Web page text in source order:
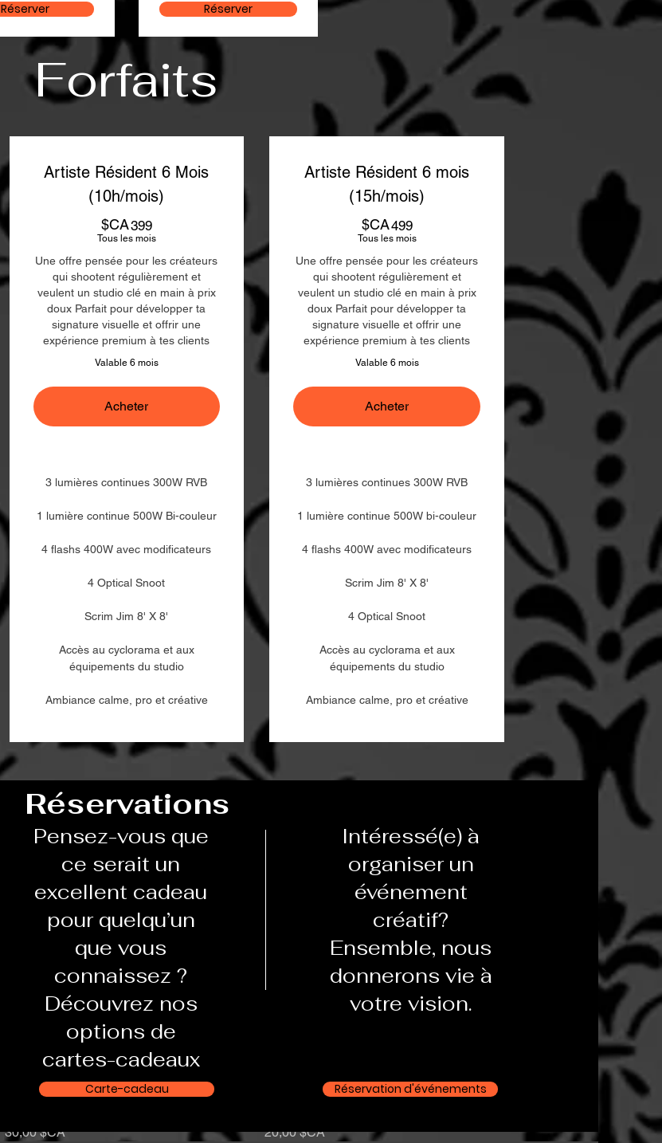
Réserver Réserver
Artiste Résident 6 Mois
(10h/mois)
$CA399399$CA
Tous les mois
Une offre pensée pour les créateurs
qui shootent régulièrement et
veulent un studio clé en main à prix
doux Parfait pour développer ta
signature visuelle et offrir une
expérience premium à tes clients
Valable 6 mois
Acheter
3 lumières continues 300W RVB
1 lumière continue 500W Bi-couleur
4 flashs 400W avec modificateurs
4 Optical Snoot
Scrim Jim 8' X 8'
Accès au cyclorama et aux
équipements du studio
Ambiance calme, pro et créative
Artiste Résident 6 mois
(15h/mois)
$CA499499$CA
Tous les mois
Une offre pensée pour les créateurs
qui shootent régulièrement et
veulent un studio clé en main à prix
doux Parfait pour développer ta
signature visuelle et offrir une
expérience premium à tes clients
Valable 6 mois
Acheter
3 lumières continues 300W RVB
1 lumière continue 500W bi-couleur
4 flashs 400W avec modificateurs
Scrim Jim 8' X 8'
4 Optical Snoot
Accès au cyclorama et aux
équipements du studio
Ambiance calme, pro et créative
Forfaits
Ajouts
Prix
30,00 $CA
Prix
20,00 $CA
Réservations
Pensez-vous que
ce serait un
excellent cadeau
pour quelqu’un
que vous
connaissez ?
Découvrez nos
options de
cartes-cadeaux
Intéressé(e) à
organiser un
événement
créatif?
Ensemble, nous
donnerons vie à
votre vision.
Carte-cadeau Réservation d'événements